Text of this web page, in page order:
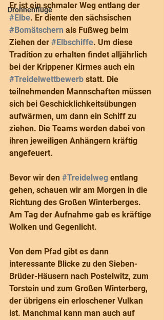
Drohnenflüge
Er ist ein schmaler Weg entlang der
#Elbe. Er diente den sächsischen
#Bomätschern als Fußweg beim
Ziehen der #Elbschiffe. Um diese
Tradition zu erhalten findet alljährlich
bei der Krippener Kirmes auch ein
#Treidelwettbewerb statt. Die
teilnehmenden Mannschaften müssen
sich bei Geschicklichkeitsübungen
aufwärmen, um dann ein Schiff zu
ziehen. Die Teams werden dabei von
ihren jeweiligen Anhängern kräftig
angefeuert.
Bevor wir den #Treidelweg entlang
gehen, schauen wir am Morgen in die
Richtung des Großen Winterberges.
Am Tag der Aufnahme gab es kräftige
Wolken und Gegenlicht.
Von dem Pfad gibt es dann
interessante Blicke zu den Sieben-
Brüder-Häusern nach Postelwitz, zum
Torstein und zum Großen Winterberg,
der übrigens ein erloschener Vulkan
ist. Manchmal kann man auch auf